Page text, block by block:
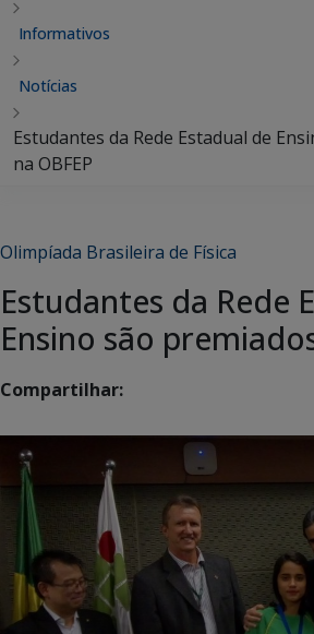
Informativos
Notícias
Estudantes da Rede Estadual de
na OBFEP
Olimpíada Brasileira de Física
Estudantes da Rede
Ensino são
Compartilhar: